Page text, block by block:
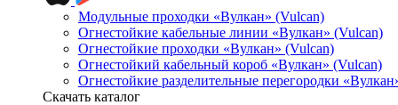
Модульные проходки «Вулкан» (Vulcan)
Огнестойкие кабельные линии «Вулкан» (Vulcan)
Огнестойкие проходки «Вулкан» (Vulcan)
Огнестойкий кабельный короб «Вулкан» (Vulcan)
Огнестойкие разделительные перегородки
Скачать каталог